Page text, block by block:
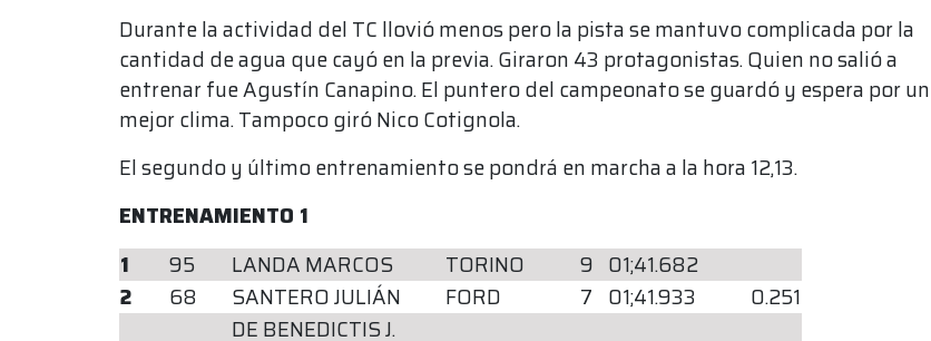
Durante la actividad del TC llovió menos pero la pista se mantuvo complicada por la
cantidad de agua que cayó en la previa. Giraron 43 protagonistas. Quien no salió a
entrenar fue Agustín Canapino. El puntero del campeonato se guardó y espera por un
mejor clima. Tampoco giró Nico Cotignola.
El segundo y último entrenamiento se pondrá en marcha a la hora 12,13.
ENTRENAMIENTO 1
1
95 LANDA MARCOS TORINO 9 01;41.682
2
68 SANTERO JULIÁN FORD 7 01;41.933
0.251
DE BENEDICTIS J.